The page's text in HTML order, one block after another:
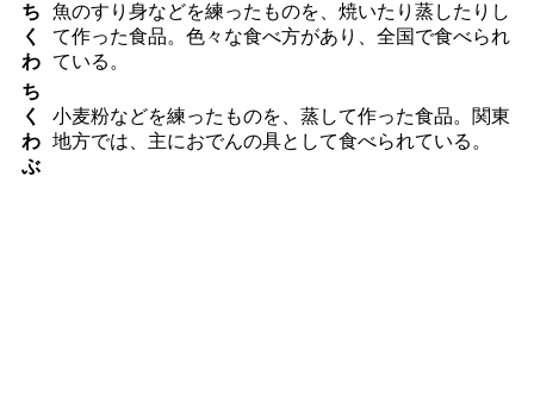
ち
く
わ
魚のすり身などを練ったものを、焼いたり蒸したりし
て作った食品。 色々な食べ方があり、 全国で食べられ
ている。
ち
く
わ
ぶ
小麦粉などを練ったものを、蒸して作った食品。 関東
地方では、主におでんの具として食べられている。